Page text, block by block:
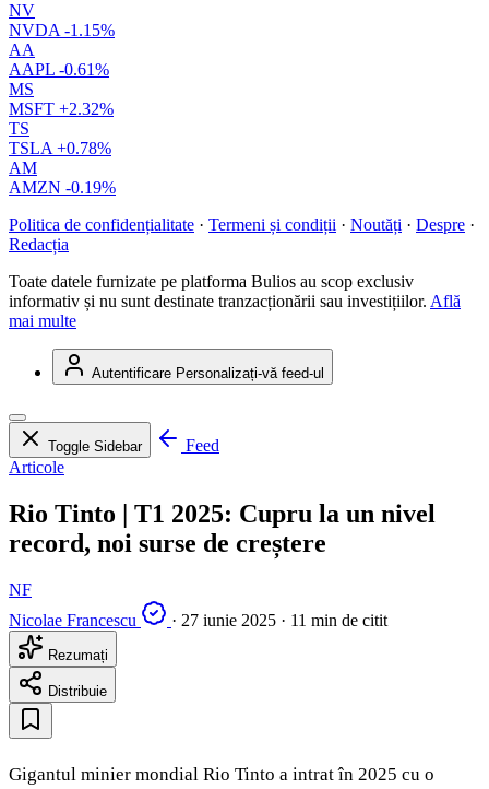
NV
NVDA -1.15%
AA
AAPL -0.61%
MS
MSFT +2.32%
TS
TSLA +0.78%
AM
AMZN -0.19%
Politica de confidențialitate · Termeni și condiții · Noutăți · Despre ·
Redacția
Toate datele furnizate pe platforma Bulios au scop exclusiv
informativ și nu sunt destinate tranzacționării sau investițiilor. Află
mai multe
Autentificare Personalizați-vă feed-ul
Toggle Sidebar
Feed
Articole
Rio Tinto | T1 2025: Cupru la un nivel
record, noi surse de creștere
NF
Nicolae Francescu
· 27 iunie 2025 · 11 min de citit
Rezumați
Distribuie
Gigantul minier mondial Rio Tinto a intrat în 2025 cu o